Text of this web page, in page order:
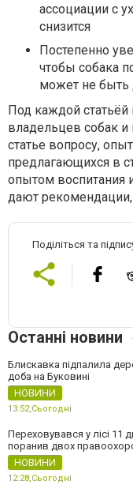
ассоциации с
снизится
Постепенно
чтобы собака
может не быть
Под каждой
владельцев собак
статье вопросу,
предлагающихся в
опытом воспитания
дают
Поділіться та
Останні новини
Блискавка підпалила
доба на Буковині
НОВИНИ
13:52, Сьогодні
Переховувався у лісі 11
поранив двох
НОВИНИ
12:28, Сьогодні